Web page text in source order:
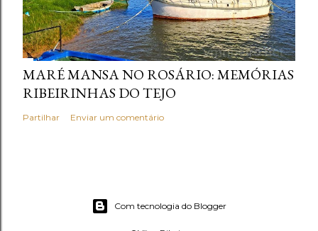
MARÉ MANSA NO ROSÁRIO: MEMÓRIAS
RIBEIRINHAS DO TEJO
Partilhar Enviar um comentário
Com tecnologia do Blogger